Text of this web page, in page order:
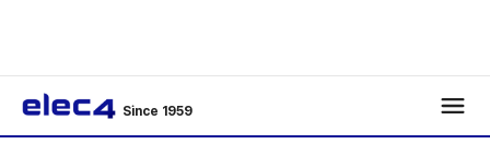
Since 1959